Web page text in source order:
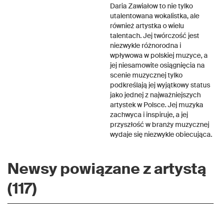
Daria Zawiałow to nie tylko
utalentowana wokalistka, ale
również artystka o wielu
talentach. Jej twórczość jest
niezwykle różnorodna i
wpływowa w polskiej muzyce, a
jej niesamowite osiągnięcia na
scenie muzycznej tylko
podkreślają jej wyjątkowy status
jako jednej z najważniejszych
artystek w Polsce. Jej muzyka
zachwyca i inspiruje, a jej
przyszłość w branży muzycznej
wydaje się niezwykle obiecująca.
Newsy powiązane z artystą
(117)